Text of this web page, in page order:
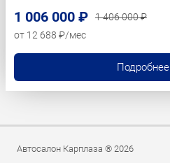
1 006 000 ₽
1 406 000 ₽
от 12 688 ₽/мес
Подробнее
Автосалон Карплаза ® 2026